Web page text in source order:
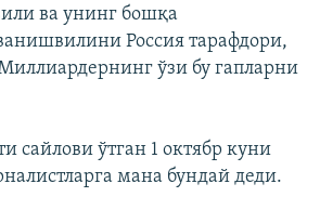
ва унинг бошқа
Россия тарафдори,
ўзи бу гапларни
сайлови ўтган 1 октябр куни
мана бундай деди.